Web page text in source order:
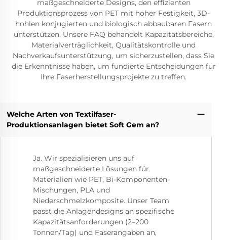
maßgeschneiderte Designs, den effizienten
Produktionsprozess von PET mit hoher Festigkeit, 3D-
hohlen konjugierten und biologisch abbaubaren Fasern
unterstützen. Unsere FAQ behandelt Kapazitätsbereiche,
Materialverträglichkeit, Qualitätskontrolle und
Nachverkaufsunterstützung, um sicherzustellen, dass Sie
die Erkenntnisse haben, um fundierte Entscheidungen für
Ihre Faserherstellungsprojekte zu treffen.
Welche Arten von Textilfaser-
Produktionsanlagen bietet Soft Gem an?
Ja. Wir spezialisieren uns auf
maßgeschneiderte Lösungen für
Materialien wie PET, Bi-Komponenten-
Mischungen, PLA und
Niederschmelzkomposite. Unser Team
passt die Anlagendesigns an spezifische
Kapazitätsanforderungen (2–200
Tonnen/Tag) und Faserangaben an,